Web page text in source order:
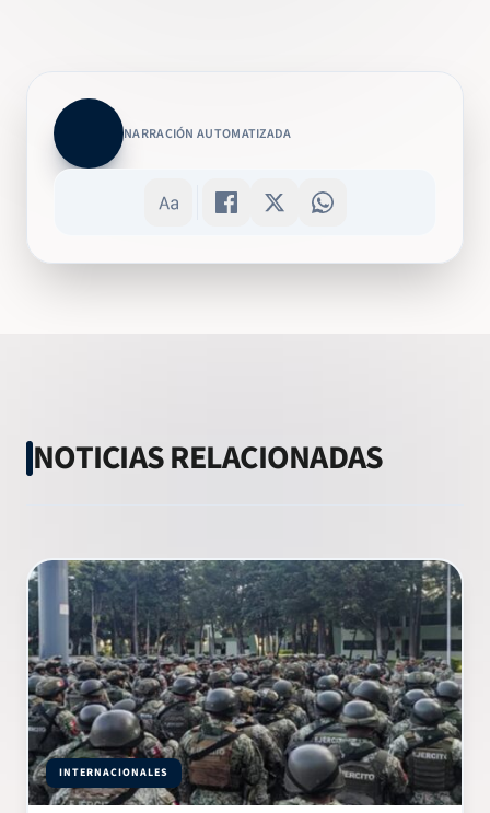
NARRACIÓN AUTOMATIZADA
NOTICIAS RELACIONADAS
INTERNACIONALES